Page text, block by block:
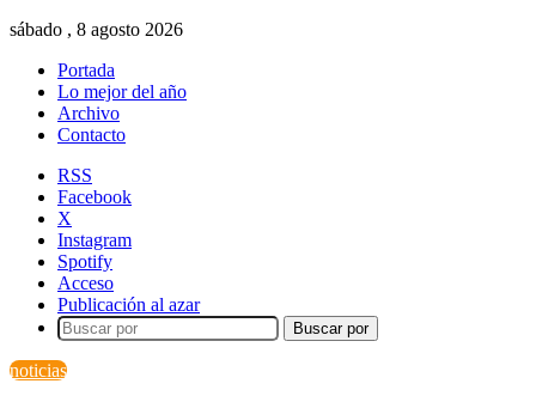
sábado , 8 agosto 2026
Portada
Lo mejor del año
Archivo
Contacto
RSS
Facebook
X
Instagram
Spotify
Acceso
Publicación al azar
Buscar por
noticias